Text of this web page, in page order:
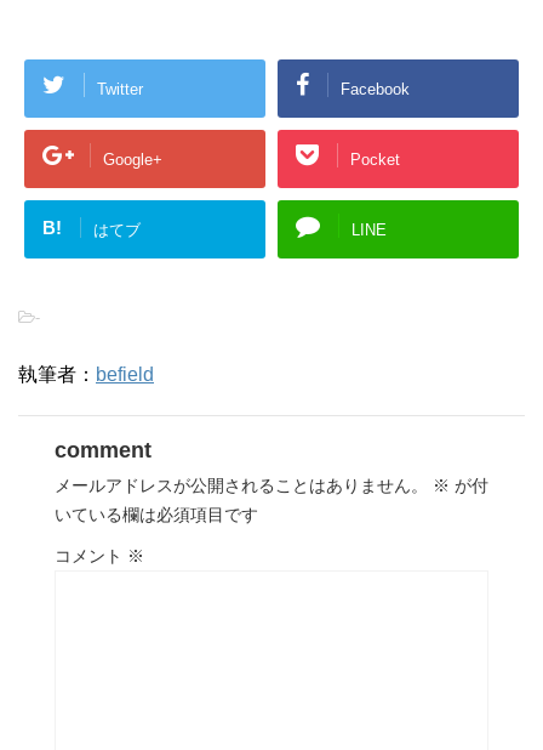
Twitter Facebook
Google+ Pocket
B! はてブ LINE
-
執筆者： befield
comment
メールアドレスが公開されることはありません。 ※ が付
いている欄は必須項目です
コメント ※